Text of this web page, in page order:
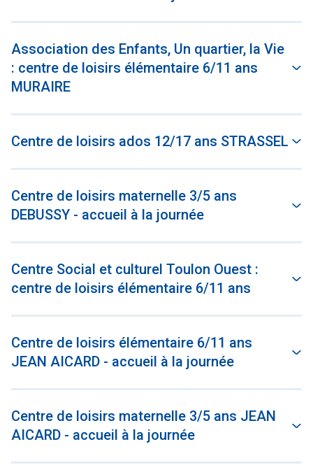
Association des Enfants, Un quartier, la Vie
: centre de loisirs élémentaire 6/11 ans
MURAIRE
Centre de loisirs ados 12/17 ans STRASSEL
Centre de loisirs maternelle 3/5 ans
DEBUSSY - accueil à la journée
Centre Social et culturel Toulon Ouest :
centre de loisirs élémentaire 6/11 ans
Centre de loisirs élémentaire 6/11 ans
JEAN AICARD - accueil à la journée
Centre de loisirs maternelle 3/5 ans JEAN
AICARD - accueil à la journée